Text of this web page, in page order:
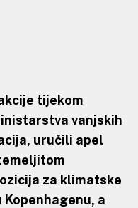
tijekom
vanjskih
uručili apel
za klimatske
a